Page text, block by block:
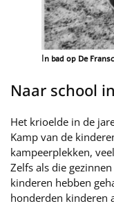
In bad op De
Naar school
Het krioelde in de
Kamp van de
kampeerplekken,
Zelfs als die
kinderen hebben
honderden kinderen